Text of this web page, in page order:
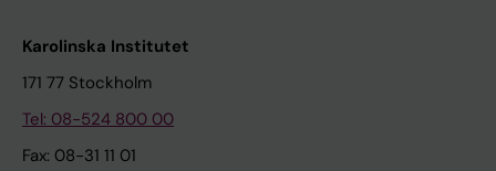
Karolinska Institutet
171 77 Stockholm
Tel: 08-524 800 00
Fax: 08-31 11 01